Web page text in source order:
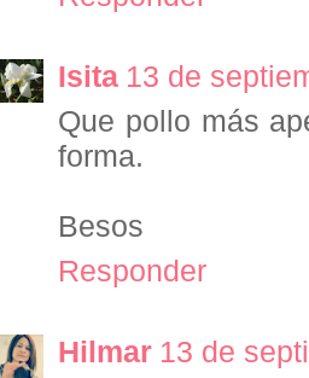
Isita 13 de
Que pollo más
forma.
Besos
Responder
Hilmar 13 de